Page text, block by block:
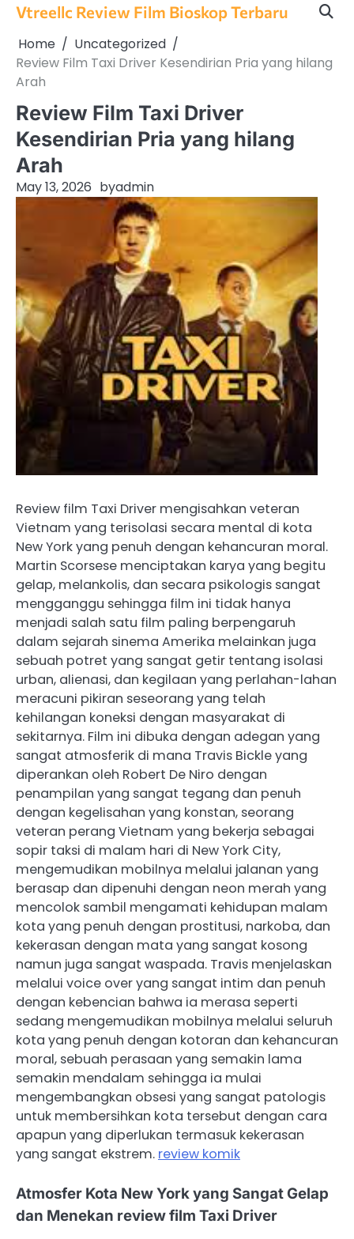
Skip
content
Vtreellc Review Film Bioskop Terbaru
Home
Uncategorized
Review Film Taxi Driver Kesendirian Pria yang hilang
Arah
Review Film Taxi Driver
Kesendirian Pria yang hilang
Arah
May 13, 2026 byadmin
Review film Taxi Driver mengisahkan veteran
Vietnam yang terisolasi secara mental di kota
New York yang penuh dengan kehancuran moral.
Martin Scorsese menciptakan karya yang begitu
gelap, melankolis, dan secara psikologis sangat
mengganggu sehingga film ini tidak hanya
menjadi salah satu film paling berpengaruh
dalam sejarah sinema Amerika melainkan juga
sebuah potret yang sangat getir tentang isolasi
urban, alienasi, dan kegilaan yang perlahan-lahan
meracuni pikiran seseorang yang telah
kehilangan koneksi dengan masyarakat di
sekitarnya. Film ini dibuka dengan adegan yang
sangat atmosferik di mana Travis Bickle yang
diperankan oleh Robert De Niro dengan
penampilan yang sangat tegang dan penuh
dengan kegelisahan yang konstan, seorang
veteran perang Vietnam yang bekerja sebagai
sopir taksi di malam hari di New York City,
mengemudikan mobilnya melalui jalanan yang
berasap dan dipenuhi dengan neon merah yang
mencolok sambil mengamati kehidupan malam
kota yang penuh dengan prostitusi, narkoba, dan
kekerasan dengan mata yang sangat kosong
namun juga sangat waspada. Travis menjelaskan
melalui voice over yang sangat intim dan penuh
dengan kebencian bahwa ia merasa seperti
sedang mengemudikan mobilnya melalui seluruh
kota yang penuh dengan kotoran dan kehancuran
moral, sebuah perasaan yang semakin lama
semakin mendalam sehingga ia mulai
mengembangkan obsesi yang sangat patologis
untuk membersihkan kota tersebut dengan cara
apapun yang diperlukan termasuk kekerasan
yang sangat ekstrem. review komik
Atmosfer Kota New York yang Sangat Gelap
dan Menekan review film Taxi Driver